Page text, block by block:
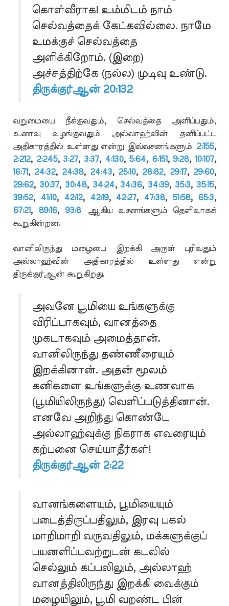
கொள்வீராக! உம்மிடம் நாம்
செல்வத்தைக் கேட்கவில்லை. நாமே
உமக்குச் செல்வத்தை
அளிக்கிறோம். (இறை)
அச்சத்திற்கே (நல்ல) முடிவு உண்டு.
திருக்குர்ஆன் 20:132
வறுமையை நீக்குவதும், செல்வத்தை அளிப்பதும்,
உணவு வழங்குவதும் அல்லாஹ்வின் தனிப்பட்ட
அதிகாரத்தில் உள்ளது என்று இவ்வசனங்களும் 2:155,
2:212, 2:245, 3:27, 3:37, 4:130, 5:64, 6:151,9:28, 10:107,
16:71, 24:32, 24:38, 24:43, 25:10, 28:82, 29:17, 29:60,
29:62, 30:37, 30:48, 34:24, 34:36, 34:39, 35:3, 35:15,
39:52, 41:10, 42:12, 42:19, 42:27, 47:38, 51:58, 65:3,
67:21, 89:16, 93:8
ஆகிய வசனங்களும் தெளிவாகக்
கூறுகின்றன.
வானிலிருந்து மழையை இறக்கி அருள் புரிவதும்
அல்லாஹ்வின் அதிகாரத்தில் உள்ளது என்று
திருக்குர்ஆன் கூறுகிறது.
அவனே பூமியை உங்களுக்கு
விரிப்பாகவும், வானத்தை
முகடாகவும் அமைத்தான்.
வானிலிருந்து தண்ணீரையும்
இறக்கினான். அதன் மூலம்
கனிகளை உங்களுக்கு உணவாக
(பூமியிலிருந்து) வெளிப்படுத்தினான்.
எனவே அறிந்து கொண்டே
அல்லாஹ்வுக்கு நிகராக எவரையும்
கற்பனை செய்யாதீர்கள்!
திருக்குர்ஆன் 2:22
வானங்களையும், பூமியையும்
படைத்திருப்பதிலும், இரவு பகல்
மாறிமாறி வருவதிலும், மக்களுக்குப்
பயனளிப்பவற்றுடன் கடலில்
செல்லும் கப்பலிலும், அல்லாஹ்
வானத்திலிருந்து இறக்கி வைக்கும்
மழையிலும், பூமி வறண்ட பின்